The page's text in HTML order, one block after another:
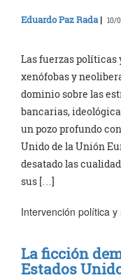
Eduardo Paz Rada | 10/
Las fuerzas políticas
xenófobas y
dominio sobre las
bancarias,
un pozo profundo
Unido de la Unión
desatado las
sus […]
Intervención política y
La ficción
Estados